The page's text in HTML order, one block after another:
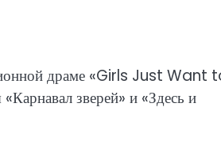
драме «Girls Just Want
зверей» и «Здесь и